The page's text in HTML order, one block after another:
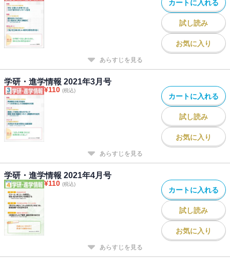
カートに入れる
試し読み
お気に入り
あらすじを見る
学研・進学情報 2021年3月号
¥110 (税込)
カートに入れる
試し読み
お気に入り
あらすじを見る
学研・進学情報 2021年4月号
¥110 (税込)
カートに入れる
試し読み
お気に入り
あらすじを見る